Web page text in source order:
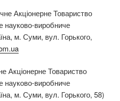
Акціонерне Товариство
науково-виробниче
м. Суми, вул. Горького,
Акціонерне Товариство
науково-виробниче
м. Суми, вул. Горького, 58)